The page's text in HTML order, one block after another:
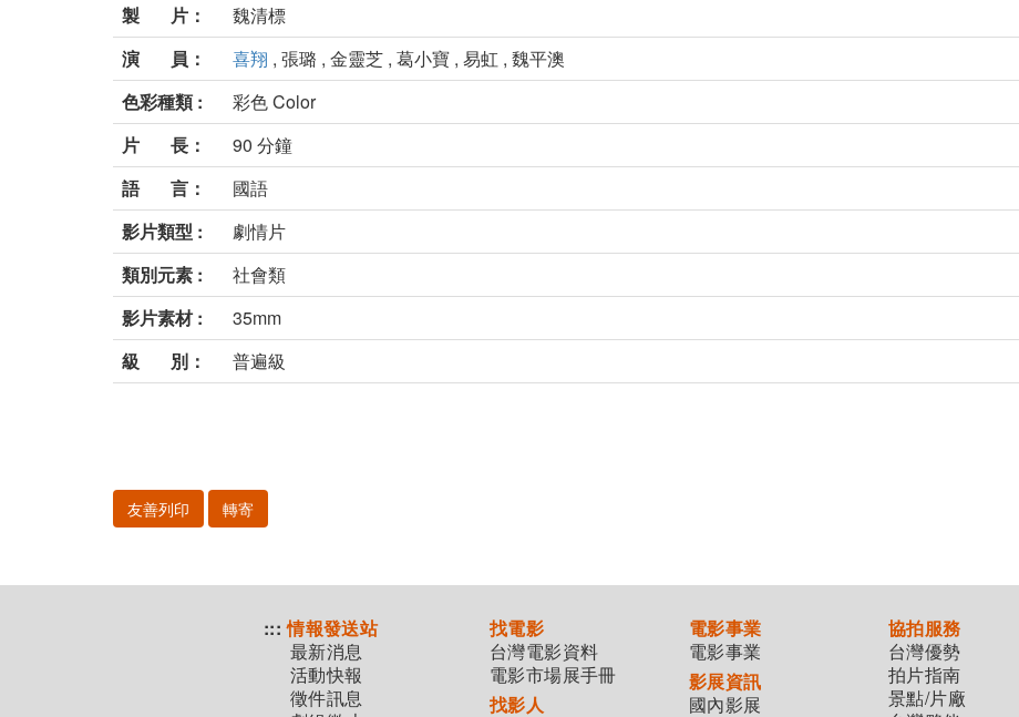
製 片：
魏清標
演 員：
喜翔 , 張璐 , 金靈芝 , 葛小寶 , 易虹 , 魏平澳
色彩種類 :
彩色 Color
片 長：
90 分鐘
語 言：
國語
影片類型 :
劇情片
類別元素 :
社會類
影片素材 :
35mm
級 別：
普遍級
友善列印 轉寄
::: 情報發送站
最新消息
活動快報
徵件訊息
找電影
台灣電影資料
電影市場展手冊
找影人
電影事業
電影事業
影展資訊
國內影展
協拍服務
台灣優勢
拍片指南
景點/片廠